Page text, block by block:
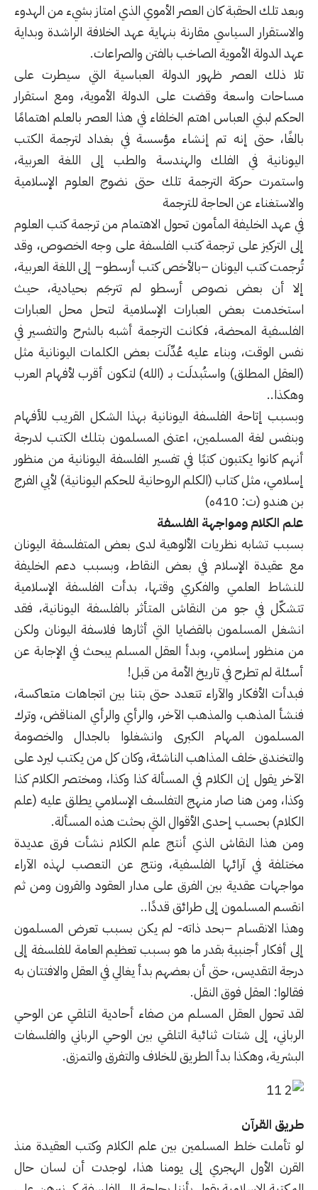
وبعد تلك الحقبة كان العصر الأموي الذي امتاز بشيء من الهدوء
والاستقرار السياسي مقارنة بنهاية عهد الخلافة الراشدة وبداية
عهد الدولة الأموية الصاخب بالفتن والصراعات.
تلا ذلك العصر ظهور الدولة العباسية التي سيطرت على
مساحات واسعة وقضت على الدولة الأموية، ومع استقرار
الحكم لبني العباس اهتم الخلفاء في هذا العصر بالعلم اهتمامًا
بالغًا، حتى إنه تم إنشاء مؤسسة في بغداد لترجمة الكتب
اليونانية في الفلك والهندسة والطب إلى اللغة العربية،
واستمرت حركة الترجمة تلك حتى نضوج العلوم الإسلامية
والاستغناء عن الحاجة للترجمة
في عهد الخليفة المأمون تحول الاهتمام من ترجمة كتب العلوم
إلى التركيز على ترجمة كتب الفلسفة على وجه الخصوص، وقد
تُرجمت كتب اليونان –بالأخص كتب أرسطو– إلى اللغة العربية،
إلا أن بعض نصوص أرسطو لم تترجَم بحيادية، حيث
استخدمت بعض العبارات الإسلامية لتحل محل العبارات
الفلسفية المحضة، فكانت الترجمة أشبه بالشرح والتفسير في
نفس الوقت، وبناء عليه عُدِّلَت بعض الكلمات اليونانية مثل
(العقل المطلق) واستُبدلَت بـ (الله) لتكون أقرب لأفهام العرب
وهكذا..
وبسبب إتاحة الفلسفة اليونانية بهذا الشكل القريب للأفهام
وبنفس لغة المسلمين، اعتنى المسلمون بتلك الكتب لدرجة
أنهم كانوا يكتبون كتبًا في تفسير الفلسفة اليونانية من منظور
إسلامي، مثل كتاب (الكلم الروحانية للحكم اليونانية) لأبي الفرج
بن هندو (ت: 410ه)
علم الكلام ومواجهة الفلسفة
بسبب تشابه نظريات الألوهية لدى بعض المتفلسفة اليونان
مع عقيدة الإسلام في بعض النقاط، وبسبب دعم الخليفة
للنشاط العلمي والفكري وقتها، بدأت الفلسفة الإسلامية
تتشكّل في جو من النقاش المتأثر بالفلسفة اليونانية، فقد
انشغل المسلمون بالقضايا التي أثارها فلاسفة اليونان ولكن
من منظور إسلامي، وبدأ العقل المسلم يبحث في الإجابة عن
أسئلة لم تطرح في تاريخ الأمة من قبل!
فبدأت الأفكار والآراء تتعدد حتى بتنا بين اتجاهات متعاكسة،
فنشأ المذهب والمذهب الآخر، والرأي والرأي المناقض، وترك
المسلمون المهام الكبرى وانشغلوا بالجدال والخصومة
والتخندق خلف المذاهب الناشئة، وكان كل من يكتب ليرد على
الآخر يقول إن الكلام في المسألة كذا وكذا، ومختصر الكلام كذا
وكذا، ومن هنا صار منهج التفلسف الإسلامي يطلق عليه (علم
الكلام) بحسب إحدى الأقوال التي بحثت هذه المسألة.
ومن هذا النقاش الذي أنتج علم الكلام نشأت فرق عديدة
مختلفة في آرائها الفلسفية، ونتج عن التعصب لهذه الآراء
مواجهات عقدية بين الفرق على مدار العقود والقرون ومن ثم
انقسم المسلمون إلى طرائق قددًا..
وهذا الانقسام –بحد ذاته- لم يكن بسبب تعرض المسلمون
إلى أفكار أجنبية بقدر ما هو بسبب تعظيم العامة للفلسفة إلى
درجة التقديس، حتى أن بعضهم بدأ يغالي في العقل والافتتان به
فقالوا: العقل فوق النقل.
لقد تحول العقل المسلم من صفاء أحادية التلقي عن الوحي
الرباني، إلى شتات ثنائية التلقي بين الوحي الرباني والفلسفات
البشرية، وهكذا بدأ الطريق للخلاف والتفرق والتمزق.
طريق القرآن
لو تأملت خلط المسلمين بين علم الكلام وكتب العقيدة منذ
القرن الأول الهجري إلى يومنا هذا، لوجدت أن لسان حال